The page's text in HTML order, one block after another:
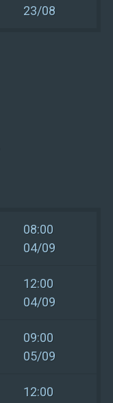
23/08
08:00
04/09
12:00
04/09
09:00
05/09
12:00